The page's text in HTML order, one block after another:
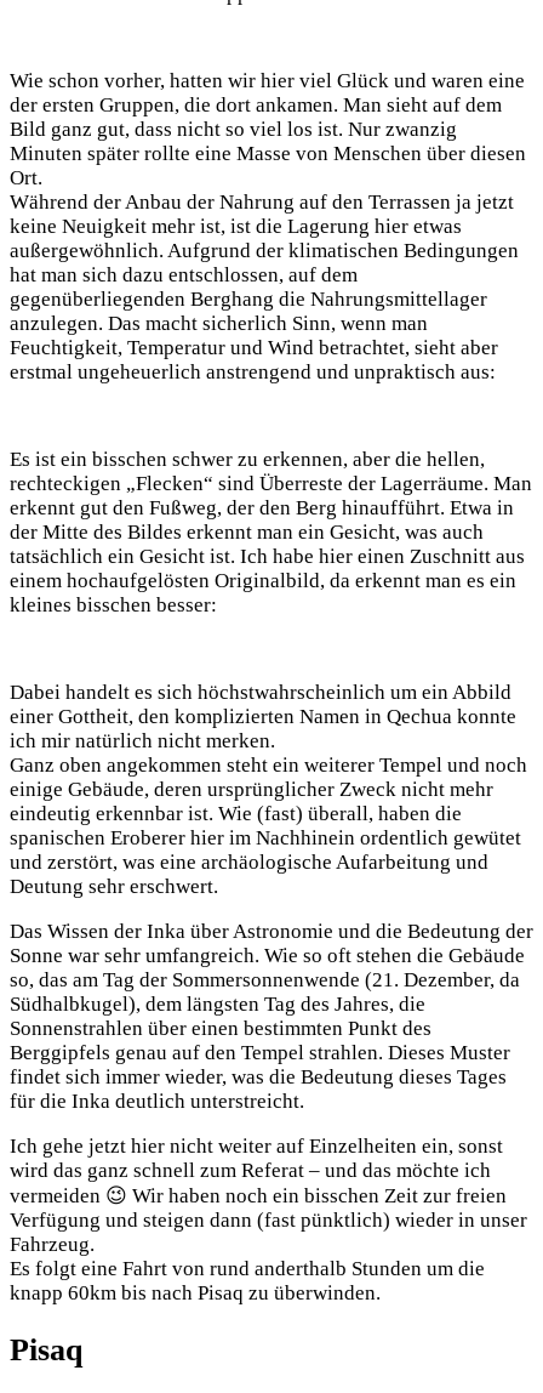
Wie schon vorher, hatten wir hier viel Glück und waren eine
der ersten Gruppen, die dort ankamen. Man sieht auf dem
Bild ganz gut, dass nicht so viel los ist. Nur zwanzig
Minuten später rollte eine Masse von Menschen über diesen
Ort.
Während der Anbau der Nahrung auf den Terrassen ja jetzt
keine Neuigkeit mehr ist, ist die Lagerung hier etwas
außergewöhnlich. Aufgrund der klimatischen Bedingungen
hat man sich dazu entschlossen, auf dem
gegenüberliegenden Berghang die Nahrungsmittellager
anzulegen. Das macht sicherlich Sinn, wenn man
Feuchtigkeit, Temperatur und Wind betrachtet, sieht aber
erstmal ungeheuerlich anstrengend und unpraktisch aus:
Es ist ein bisschen schwer zu erkennen, aber die hellen,
rechteckigen „Flecken“ sind Überreste der Lagerräume. Man
erkennt gut den Fußweg, der den Berg hinaufführt. Etwa in
der Mitte des Bildes erkennt man ein Gesicht, was auch
tatsächlich ein Gesicht ist. Ich habe hier einen Zuschnitt aus
einem hochaufgelösten Originalbild, da erkennt man es ein
kleines bisschen besser:
Dabei handelt es sich höchstwahrscheinlich um ein Abbild
einer Gottheit, den komplizierten Namen in Qechua konnte
ich mir natürlich nicht merken.
Ganz oben angekommen steht ein weiterer Tempel und noch
einige Gebäude, deren ursprünglicher Zweck nicht mehr
eindeutig erkennbar ist. Wie (fast) überall, haben die
spanischen Eroberer hier im Nachhinein ordentlich gewütet
und zerstört, was eine archäologische Aufarbeitung und
Deutung sehr erschwert.
Das Wissen der Inka über Astronomie und die Bedeutung der
Sonne war sehr umfangreich. Wie so oft stehen die Gebäude
so, das am Tag der Sommersonnenwende (21. Dezember, da
Südhalbkugel), dem längsten Tag des Jahres, die
Sonnenstrahlen über einen bestimmten Punkt des
Berggipfels genau auf den Tempel strahlen. Dieses Muster
findet sich immer wieder, was die Bedeutung dieses Tages
für die Inka deutlich unterstreicht.
Ich gehe jetzt hier nicht weiter auf Einzelheiten ein, sonst
wird das ganz schnell zum Referat – und das möchte ich
vermeiden 😉 Wir haben noch ein bisschen Zeit zur freien
Verfügung und steigen dann (fast pünktlich) wieder in unser
Fahrzeug.
Es folgt eine Fahrt von rund anderthalb Stunden um die
knapp 60km bis nach Pisaq zu überwinden.
Pisaq